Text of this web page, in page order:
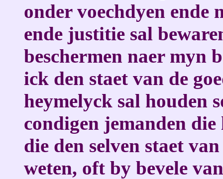
onder voechdyen ende
ende justitie sal
beschermen naer myn
ick den staet van de
heymelyck sal houden
condigen jemanden die
die den selven staet
weten, oft by bevele